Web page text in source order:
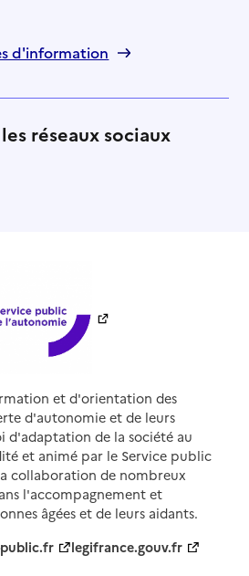
d'information
réseaux sociaux
et d'orientation des
d'autonomie et de leurs
d'adaptation de la société au
et animé par le Service public
collaboration de nombreux
l'accompagnement et
âgées et de leurs aidants.
legifrance.gouv.fr